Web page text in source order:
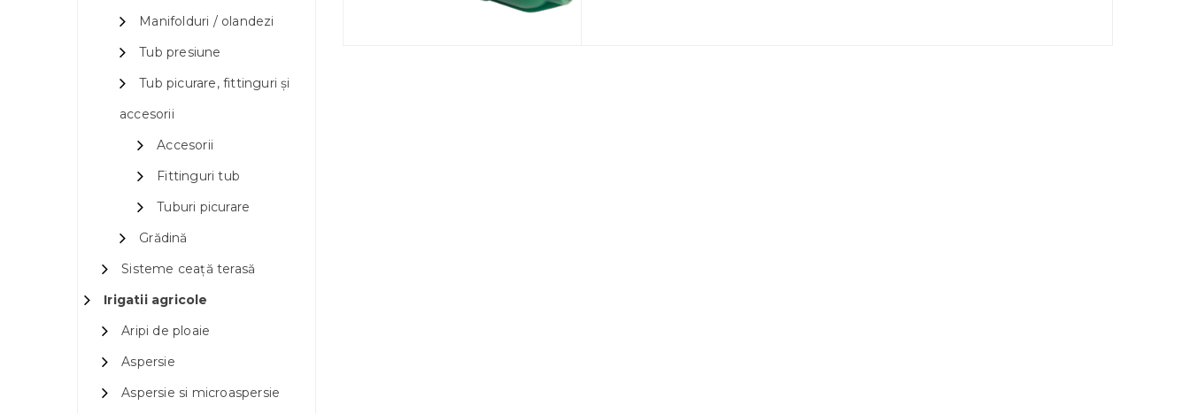
Manifolduri / olandezi
Tub presiune
Tub picurare, fittinguri și
accesorii
Accesorii
Fittinguri tub
Tuburi picurare
Grădină
Sisteme ceață terasă
Irigatii agricole
Aripi de ploaie
Aspersie
Aspersie si microaspersie